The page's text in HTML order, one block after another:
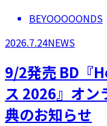
BEYOOOOONDS
2026.7.24NEWS
9/2発売 BD『
ス 2026』オン
典のお知らせ